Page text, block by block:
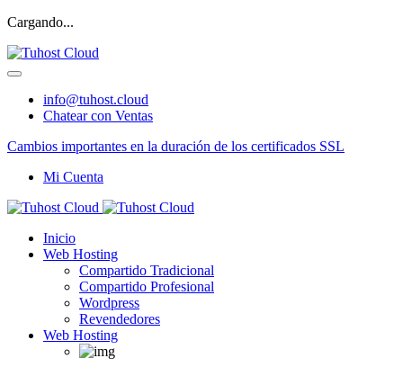
Cargando...
info@tuhost.cloud
Chatear con Ventas
Cambios importantes en la duración de los certificados SSL
Mi Cuenta
Inicio
Web Hosting
Compartido Tradicional
Compartido Profesional
Wordpress
Revendedores
Web Hosting